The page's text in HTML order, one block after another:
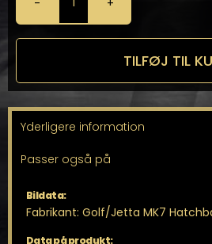
Milltek
Catback
til
Golf/Jetta
Hatchback
TILFØJ TIL
Yderligere information
Passer også på
Bildata:
Fabrikant: Golf/Jetta MK7
Data på produkt: